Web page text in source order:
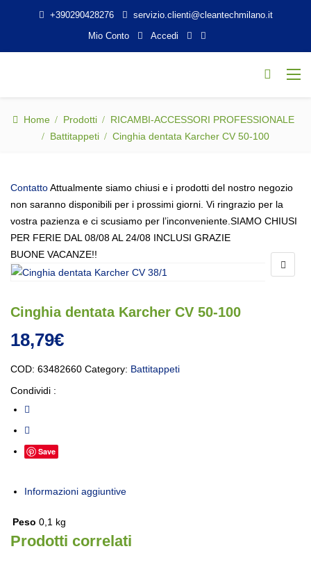
+390290428276
servizio.clienti@cleantechmilano.it
Mio Conto
Accedi
Home Prodotti
RICAMBI-ACCESSORI PROFESSIONALE
Battitappeti
Cinghia dentata Karcher CV 50-100
ContattoAttualmente siamo chiusi e i prodotti del nostro negozio
non saranno disponibili per i prossimi giorni. Vi ringrazio per la
vostra pazienza e ci scusiamo per l’inconveniente.SIAMO CHIUSI
PER FERIE DAL 08/08 AL 24/08 INCLUSI GRAZIE
BUONE VACANZE!!
Cinghia dentata Karcher CV 50-100
18,79€
COD: 63482660 Category: Battitappeti
Condividi :
Save
Informazioni aggiuntive
Peso 0,1 kg
Prodotti correlati